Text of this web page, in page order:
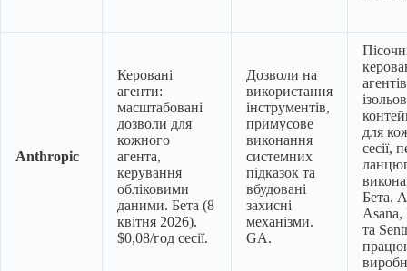
Anthropic
Керовані
агенти:
масштабовані
дозволи для
кожного
агента,
керування
обліковими
даними. Бета (8
квітня 2026).
$0,08/год сесії.
Дозволи на
використання
інструментів,
примусове
виконання
системних
підказок та
вбудовані
захисні
механізми.
GA.
для
сесії,
Бета.
Asana,
та